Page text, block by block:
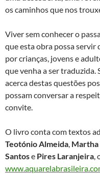
os caminhos que nos
Viver sem conhecer o
que esta obra possa servir
por crianças, jovens e
que venha a ser
acerca destas questões
possam conversar a
convite.
O livro conta com textos
Teotónio Almeida,
Santose Pires Laranjeira,